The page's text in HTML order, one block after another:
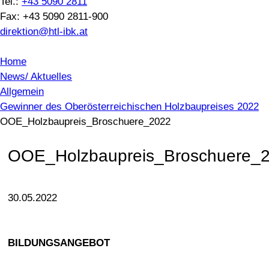
Fax: +43 5090 2811-900
direktion@htl-ibk.at
Home
News/ Aktuelles
Allgemein
Gewinner des Oberösterreichischen Holzbaupreises 2022
OOE_Holzbaupreis_Broschuere_2022
30.05.2022
BILDUNGSANGEBOT